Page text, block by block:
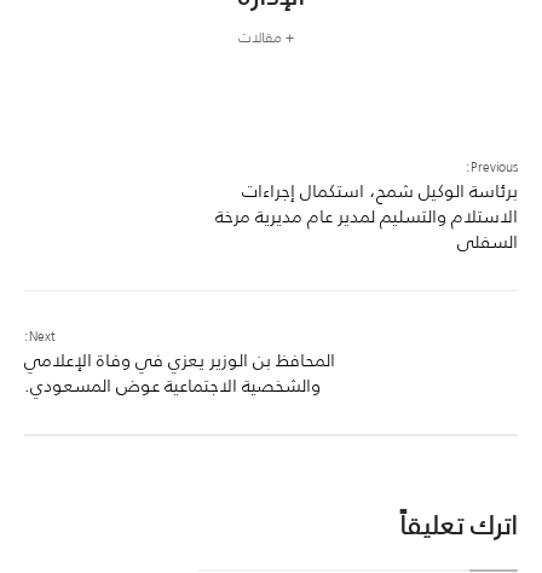
+ مقالات
Previous:
برئاسة الوكيل شمح، استكمال إجراءات
الاستلام والتسليم لمدير عام مديرية مرخة
السفلى
Next:
المحافظ بن الوزير يعزي في وفاة الإعلامي
والشخصية الاجتماعية عوض المسعودي.
اترك تعليقاً